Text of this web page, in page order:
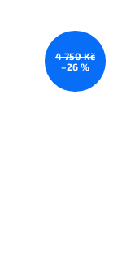
4 750 Kč
–26 %